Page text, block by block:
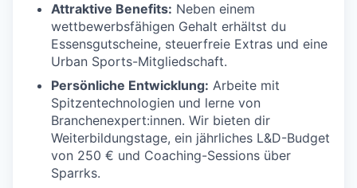
Attraktive Benefits: Neben einem
wettbewerbsfähigen Gehalt erhältst du
Essensgutscheine, steuerfreie Extras und eine
Urban Sports-Mitgliedschaft.
Persönliche Entwicklung: Arbeite mit
Spitzentechnologien und lerne von
Branchenexpert:innen. Wir bieten dir
Weiterbildungstage, ein jährliches L&D-Budget
von 250 € und Coaching-Sessions über
Sparrks.